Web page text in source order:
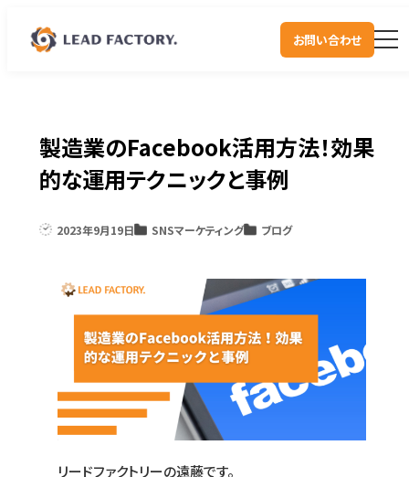
お問い合わせ
製造業のFacebook活用方法！効果
的な運用テクニックと事例
2023年9月19日 SNSマーケティング ブログ
リードファクトリーの遠藤です。